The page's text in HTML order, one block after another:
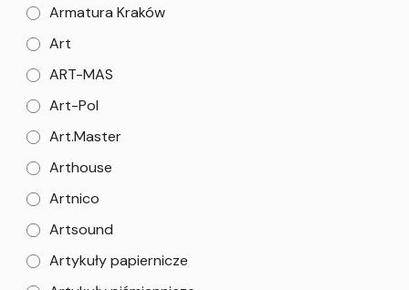
Armatura Kraków
Art
ART-MAS
Art-Pol
Art.Master
Arthouse
Artnico
Artsound
Artykuły papiernicze